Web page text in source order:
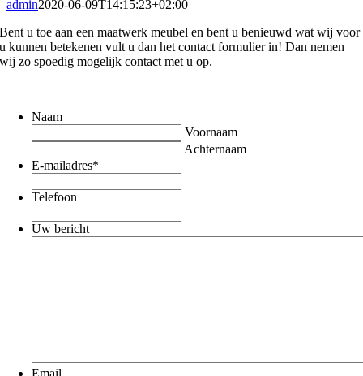
admin2020-06-09T14:15:23+02:00
Bent u toe aan een maatwerk meubel en bent u benieuwd wat wij voor
u kunnen betekenen vult u dan het contact formulier in! Dan nemen
wij zo spoedig mogelijk contact met u op.
Naam
Voornaam
Achternaam
E-mailadres*
Telefoon
Uw bericht